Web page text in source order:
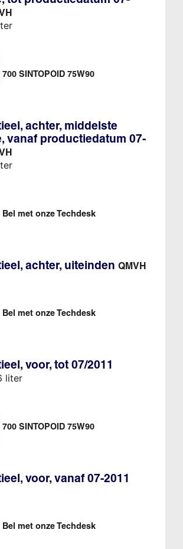
700 SINTOPOID 75W90
achter, middelste
vanaf productiedatum 07-
Bel met onze Techdesk
achter, uiteinden QMVH
Bel met onze Techdesk
voor, tot 07/2011
liter
700 SINTOPOID 75W90
voor, vanaf 07-2011
Bel met onze Techdesk